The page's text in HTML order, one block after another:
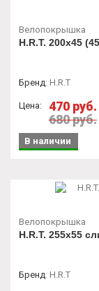
Велопокрышка
H.R.T. 200x45
Бренд: H.R.T
Цена:
470 руб.
680 руб.
В наличии
Велопокрышка
H.R.T. 255x55
Бренд: H.R.T